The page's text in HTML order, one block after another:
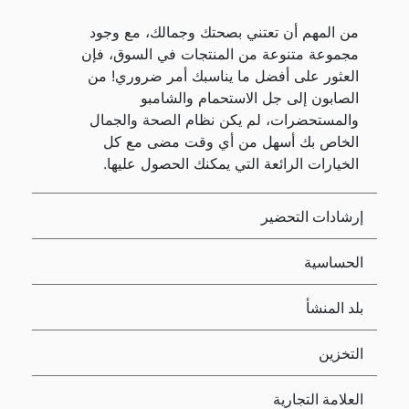
من المهم أن تعتني بصحتك وجمالك، مع وجود
مجموعة متنوعة من المنتجات في السوق، فإن
العثور على أفضل ما يناسبك أمر ضروري! من
الصابون إلى جل الاستحمام والشامبو
والمستحضرات، لم يكن نظام الصحة والجمال
الخاص بك أسهل من أي وقت مضى مع كل
الخيارات الرائعة التي يمكنك الحصول عليها.
إرشادات التحضير
الحساسية
بلد المنشأ
التخزين
العلامة التجارية